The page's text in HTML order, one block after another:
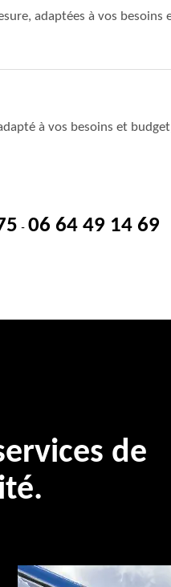
adaptées à vos besoins
à vos besoins et
- 06 64 49 14 69
de